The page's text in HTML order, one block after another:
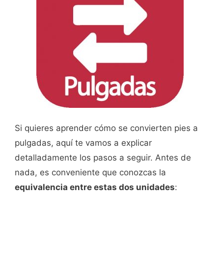
Si quieres aprender cómo se convierten pies a
pulgadas, aquí te vamos a explicar
detalladamente los pasos a seguir. Antes de
nada, es conveniente que conozcas la
equivalencia entre estas dos unidades: